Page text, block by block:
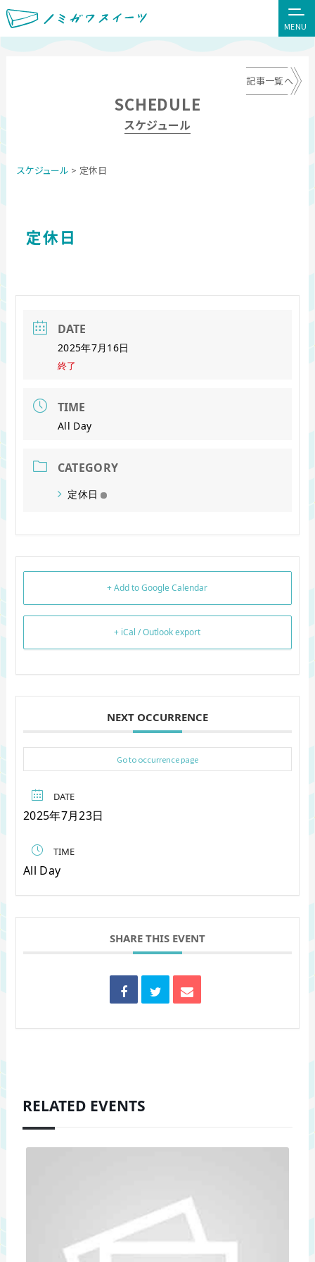
MENU
SCHEDULE
スケジュール
記事一覧へ
スケジュール > 定休日
定休日
DATE
2025年7月16日
終了
TIME
All Day
CATEGORY
定休日
+ Add to Google Calendar
+ iCal / Outlook export
NEXT OCCURRENCE
Go to occurrence page
DATE
2025年7月23日
TIME
All Day
SHARE THIS EVENT
RELATED EVENTS